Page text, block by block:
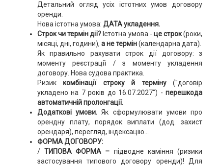
Детальний огляд усіх істотних умов договору
оренди.
Нова істотна умова: ДАТА укладення.
Строк чи термін дії? Істотна умова - це строк(роки,
місяці, дні, години), а не термін(календарна дата).
Як правильно рахувати строк дії договору: з
моменту реєстрації / з моменту укладення
договору. Нова судова практика.
Ризиккомбінації строку й терміну("договір
укладено на 7 років до 16.07.2027") -перешкода
автоматичній пролонгації.
Додаткові умови. Як сформулювати умови про
орендну плату, порядок виплати (дод. захист
орендаря), перегляд, індексацію...
ФОРМА ДОГОВОРУ:
/ТИПОВА ФОРМА – підводне каміння (ризики
застосування типового договору оренди)! Для